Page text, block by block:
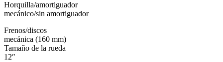
Horquilla/amortiguador
mecánico/sin amortiguador
Frenos/discos
mecánica (160 mm)
Tamaño de la rueda
12″